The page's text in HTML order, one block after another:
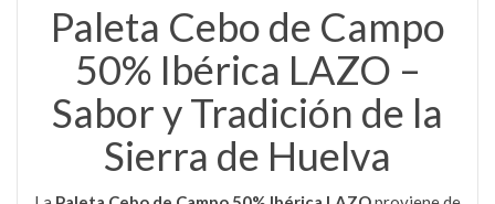
Paleta Cebo de Campo
50% Ibérica LAZO –
Sabor y Tradición de la
Sierra de Huelva